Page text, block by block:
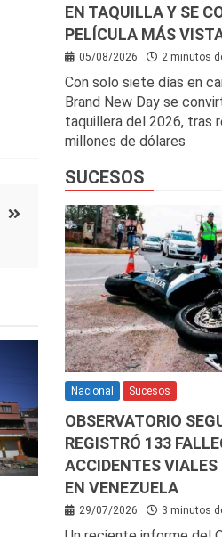
EN TAQUILLA Y SE
PELÍCULA MÁS
05/08/2026 2 minutos
Con solo siete días en
Brand New Day se
taquillera del 2026, tras
millones de dólares
SUCESOS
Nacional Sucesos
OBSERVATORIO
REGISTRÓ 133
ACCIDENTES
EN VENEZUELA
29/07/2026 3 minutos